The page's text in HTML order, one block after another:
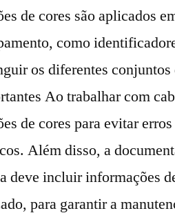
de cores são aplicados
como
os diferentes
Ao trabalhar com
de cores para evitar
Além disso, a
deve incluir informações
para garantir a